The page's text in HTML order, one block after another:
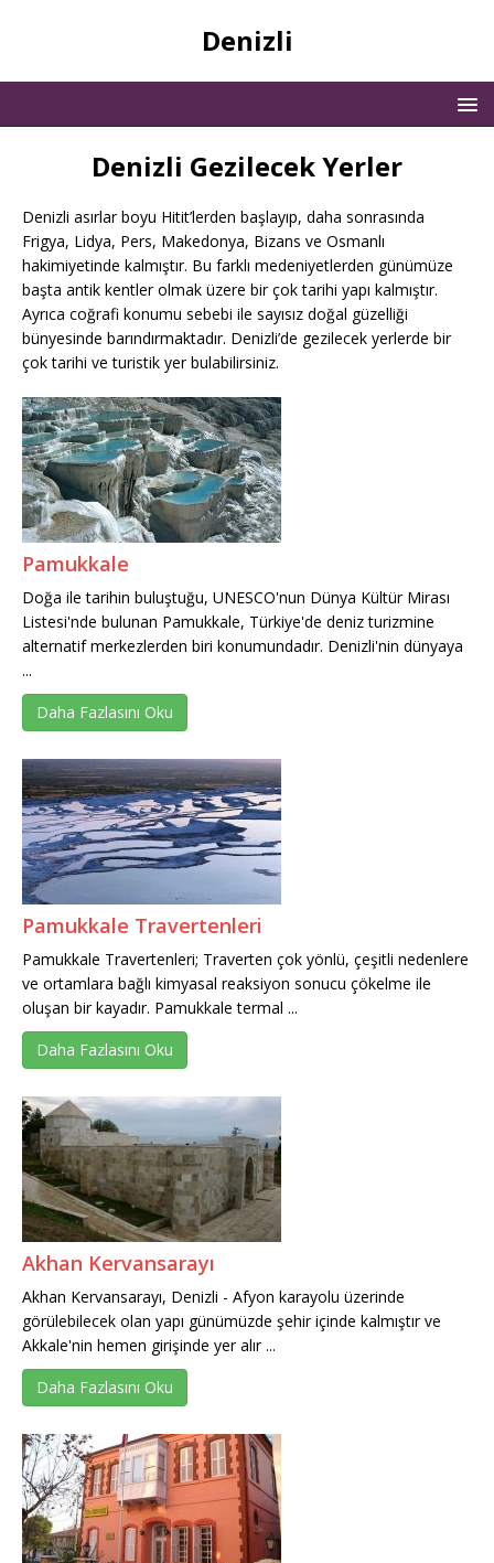
Denizli
Denizli Gezilecek Yerler
Denizli asırlar boyu Hitit’lerden başlayıp, daha sonrasında
Frigya, Lidya, Pers, Makedonya, Bizans ve Osmanlı
hakimiyetinde kalmıştır. Bu farklı medeniyetlerden günümüze
başta antik kentler olmak üzere bir çok tarihi yapı kalmıştır.
Ayrıca coğrafi konumu sebebi ile sayısız doğal güzelliği
bünyesinde barındırmaktadır. Denizli’de gezilecek yerlerde bir
çok tarihi ve turistik yer bulabilirsiniz.
Pamukkale
Doğa ile tarihin buluştuğu, UNESCO'nun Dünya Kültür Mirası
Listesi'nde bulunan Pamukkale, Türkiye'de deniz turizmine
alternatif merkezlerden biri konumundadır. Denizli'nin dünyaya
...
Daha Fazlasını Oku
Pamukkale Travertenleri
Pamukkale Travertenleri; Traverten çok yönlü, çeşitli nedenlere
ve ortamlara bağlı kimyasal reaksiyon sonucu çökelme ile
oluşan bir kayadır. Pamukkale termal ...
Daha Fazlasını Oku
Akhan Kervansarayı
Akhan Kervansarayı, Denizli - Afyon karayolu üzerinde
görülebilecek olan yapı günümüzde şehir içinde kalmıştır ve
Akkale'nin hemen girişinde yer alır ...
Daha Fazlasını Oku